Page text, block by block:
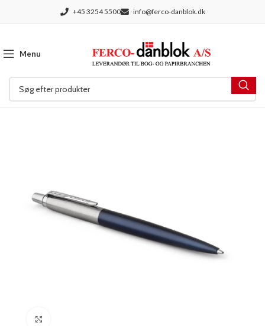
+45 3254 5500 info@ferco-danblok.dk
Menu